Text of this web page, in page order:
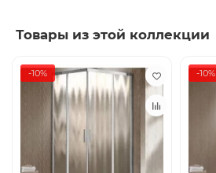
Товары из этой коллекции
-10% -10%